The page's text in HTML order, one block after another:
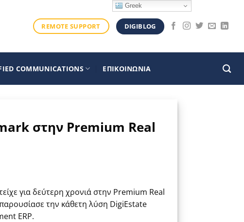
REMOTE SUPPORT DIGIBLOG
COMMUNICATIONS ΕΠΙΚΟΙΝΩΝΙΑ
στην Premium Real
για δεύτερη χρονιά στην Premium Real
την κάθετη λύση DigiEstate
ERP.
Greek